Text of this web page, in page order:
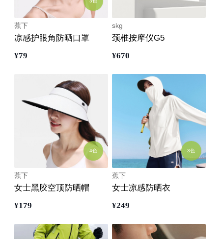
蕉下
凉感护眼角防晒口罩
¥79
skg
颈椎按摩仪G5
¥670
4色
蕉下
女士黑胶空顶防晒帽
¥179
3色
蕉下
女士凉感防晒衣
¥249